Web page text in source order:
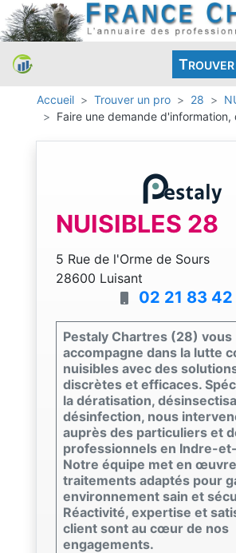
T
Accueil Trouver un pro 28
Faire une demande
NUISIBLES 28
5 Rue de l'Orme de Sours
28600 Luisant
02 21 83
Pestaly Chartres (28) vous
accompagne dans la lutte
nuisibles avec des
discrètes et efficaces.
la dératisation,
désinfection, nous
auprès des particuliers et
professionnels en Indre-
Notre équipe met en
traitements adaptés pour
environnement sain et
Réactivité, expertise et
client sont au cœur de nos
engagements.